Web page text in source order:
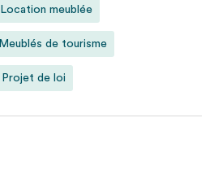
Location meublée
Meublés de tourisme
Projet de loi